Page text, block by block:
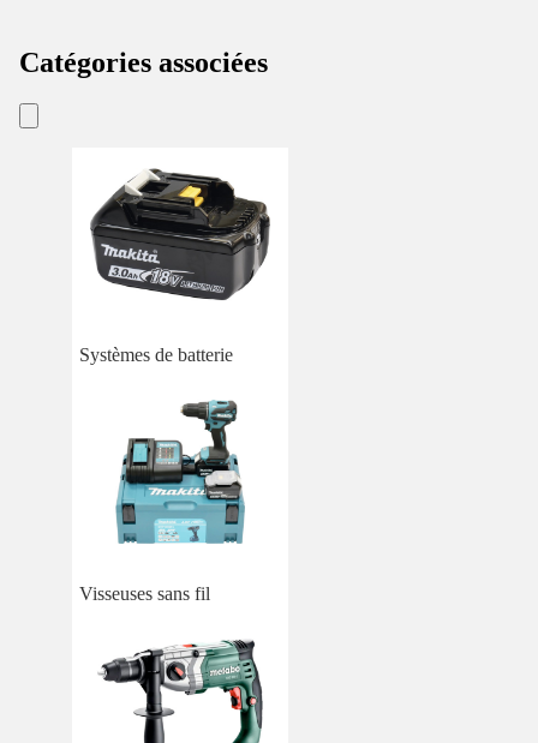
Catégories associées
Systèmes de batterie
Visseuses sans fil